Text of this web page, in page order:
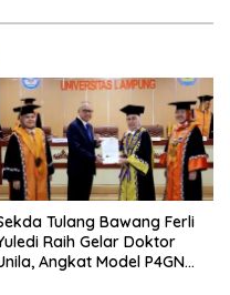
Tulang Bawang Ferli
Raih Gelar Doktor
Angkat Model P4GN